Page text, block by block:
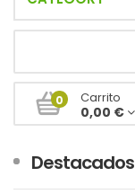
0 Carrito
0,00 €
Destacados